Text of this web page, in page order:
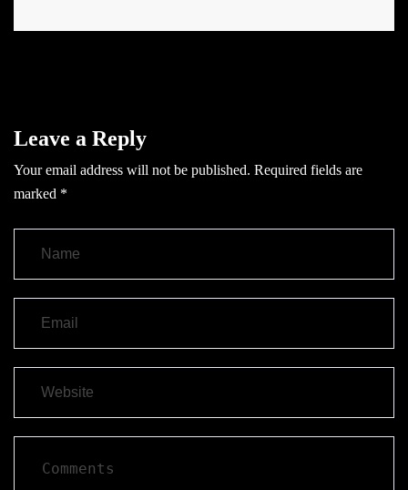
Leave a Reply
Your email address will not be published. Required fields are
marked *